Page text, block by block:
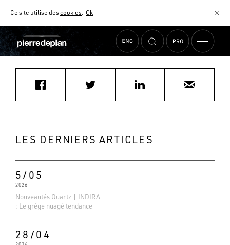
Ce site utilise descookies. Ok
AIDE AU CHOIX
Accueil Actualités MOBALPA ST LAURENT DU VAR
LES DERNIERS ARTICLES
5/05
2026
Nouveautés Quartz | INDIRA
: Le grège nuagé tendance
28/04